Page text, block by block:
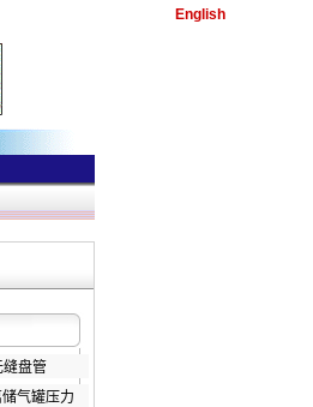
English
缝盘管
气罐压力